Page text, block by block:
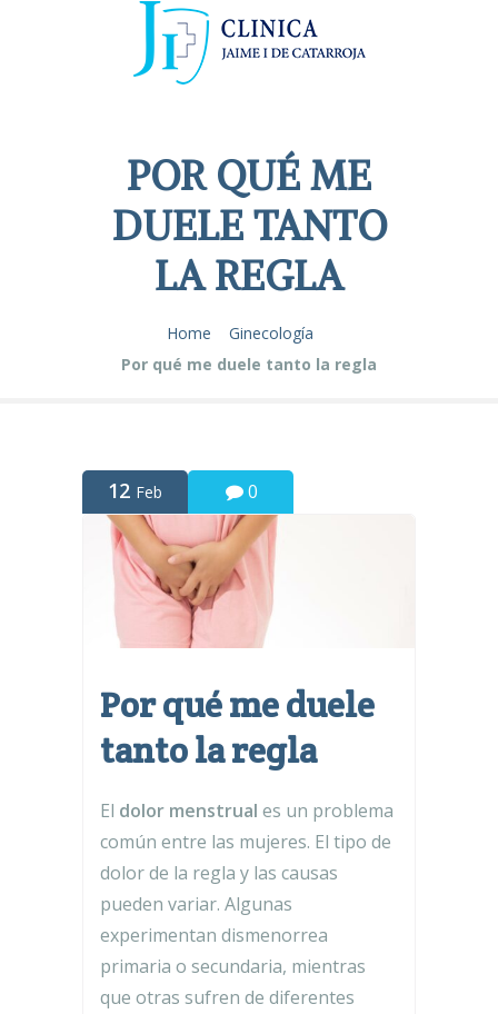
POR QUÉ ME
DUELE TANTO
LA REGLA
Home
Ginecología
Por qué me duele tanto la regla
12 Feb 0
Por qué me duele
tanto la regla
El dolor menstrual es un problema
común entre las mujeres. El tipo de
dolor de la regla y las causas
pueden variar. Algunas
experimentan dismenorrea
primaria o secundaria, mientras
que otras sufren de diferentes